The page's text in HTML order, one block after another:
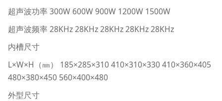
超声波功率 300W 600W 900W 1200W 1500W
超声波频率 28KHz 28KHz 28KHz 28KHz 28KHz
内槽尺寸
L×W×H（㎜） 185×285×310 410×310×330 410×360×405
480×380×450 560×400×480
外型尺寸